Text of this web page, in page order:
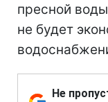
пресной
не будет
Не